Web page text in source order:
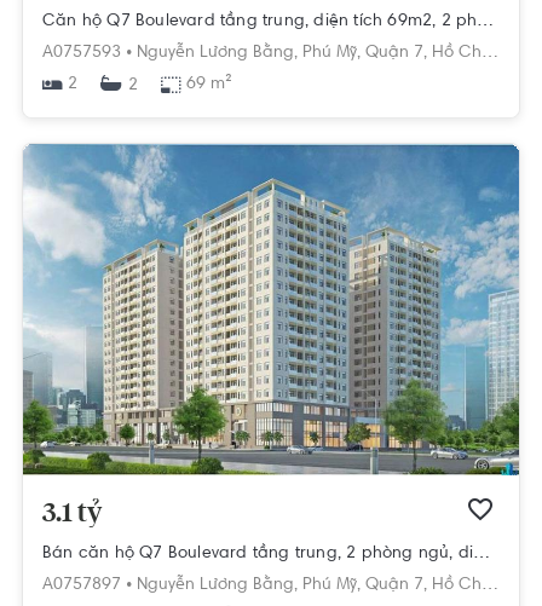
Căn hộ Q7 Boulevard tầng trung, diện tích 69m2, 2 phòng ngủ
A0757593 • Nguyễn Lương Bằng, Phú Mỹ, Quận 7, Hồ Chí Minh
2
2 69 m²
3.1 tỷ
Bán căn hộ Q7 Boulevard tầng trung, 2 phòng ngủ, diện tích 69m2, chưa bàn giao.
A0757897 • Nguyễn Lương Bằng, Phú Mỹ, Quận 7, Hồ Chí Minh